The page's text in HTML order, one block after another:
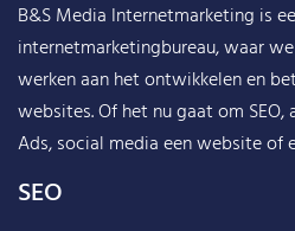
B&S Media Internetmarketing is
internetmarketingbureau, waar
werken aan het ontwikkelen en
websites. Of het nu gaat om
Ads, social media een website of
SEO